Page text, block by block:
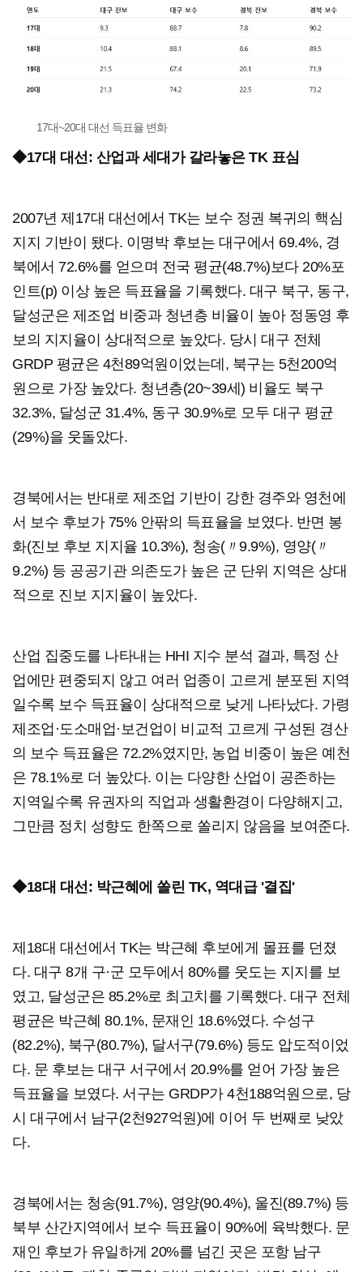
17대~20대 대선 득표율 변화
◆17대 대선: 산업과 세대가 갈라놓은 TK 표심
2007년 제17대 대선에서 TK는 보수 정권 복귀의 핵심
지지 기반이 됐다. 이명박 후보는 대구에서 69.4%, 경
북에서 72.6%를 얻으며 전국 평균(48.7%)보다 20%포
인트(p) 이상 높은 득표율을 기록했다. 대구 북구, 동구,
달성군은 제조업 비중과 청년층 비율이 높아 정동영 후
보의 지지율이 상대적으로 높았다. 당시 대구 전체
GRDP 평균은 4천89억원이었는데, 북구는 5천200억
원으로 가장 높았다. 청년층(20~39세) 비율도 북구
32.3%, 달성군 31.4%, 동구 30.9%로 모두 대구 평균
(29%)을 웃돌았다.
경북에서는 반대로 제조업 기반이 강한 경주와 영천에
서 보수 후보가 75% 안팎의 득표율을 보였다. 반면 봉
화(진보 후보 지지율 10.3%), 청송(〃9.9%), 영양(〃
9.2%) 등 공공기관 의존도가 높은 군 단위 지역은 상대
적으로 진보 지지율이 높았다.
산업 집중도를 나타내는 HHI 지수 분석 결과, 특정 산
업에만 편중되지 않고 여러 업종이 고르게 분포된 지역
일수록 보수 득표율이 상대적으로 낮게 나타났다. 가령
제조업·도소매업·보건업이 비교적 고르게 구성된 경산
의 보수 득표율은 72.2%였지만, 농업 비중이 높은 예천
은 78.1%로 더 높았다. 이는 다양한 산업이 공존하는
지역일수록 유권자의 직업과 생활환경이 다양해지고,
그만큼 정치 성향도 한쪽으로 쏠리지 않음을 보여준다.
◆18대 대선: 박근혜에 쏠린 TK, 역대급 '결집'
제18대 대선에서 TK는 박근혜 후보에게 몰표를 던졌
다. 대구 8개 구·군 모두에서 80%를 웃도는 지지를 보
였고, 달성군은 85.2%로 최고치를 기록했다. 대구 전체
평균은 박근혜 80.1%, 문재인 18.6%였다. 수성구
(82.2%), 북구(80.7%), 달서구(79.6%) 등도 압도적이었
다. 문 후보는 대구 서구에서 20.9%를 얻어 가장 높은
득표율을 보였다. 서구는 GRDP가 4천188억원으로, 당
시 대구에서 남구(2천927억원)에 이어 두 번째로 낮았
다.
경북에서는 청송(91.7%), 영양(90.4%), 울진(89.7%) 등
북부 산간지역에서 보수 득표율이 90%에 육박했다. 문
재인 후보가 유일하게 20%를 넘긴 곳은 포항 남구